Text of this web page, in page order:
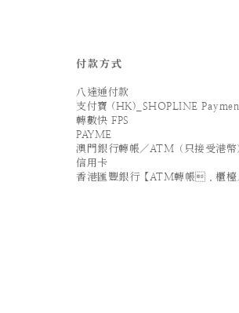
付款方式
八達通付款
支付寶 (HK)_SHOPLINE
轉數快 FPS
PAYME
澳門銀行轉帳／ATM（只接受港幣
信用卡
香港匯豐銀行【ATM轉帳．櫃檯